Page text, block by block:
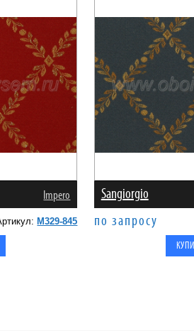
Impero
M329-845
Sangiorgio
по запросу